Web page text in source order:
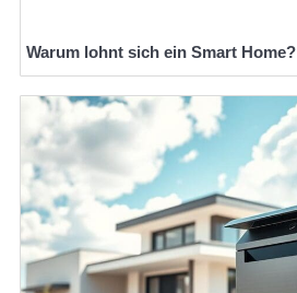
Warum lohnt sich ein Smart Home?